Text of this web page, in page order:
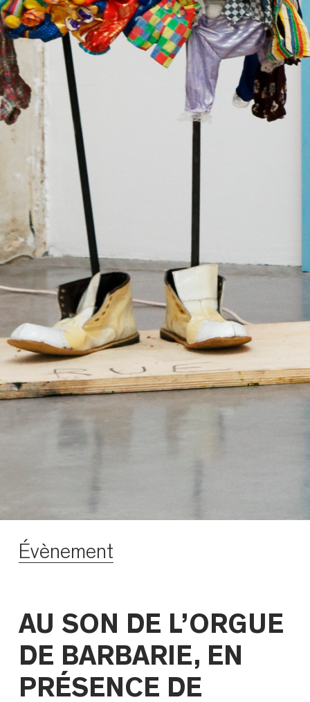
Évènement
AU SON DE L’ORGUE
DE BARBARIE, EN
PRÉSENCE DE